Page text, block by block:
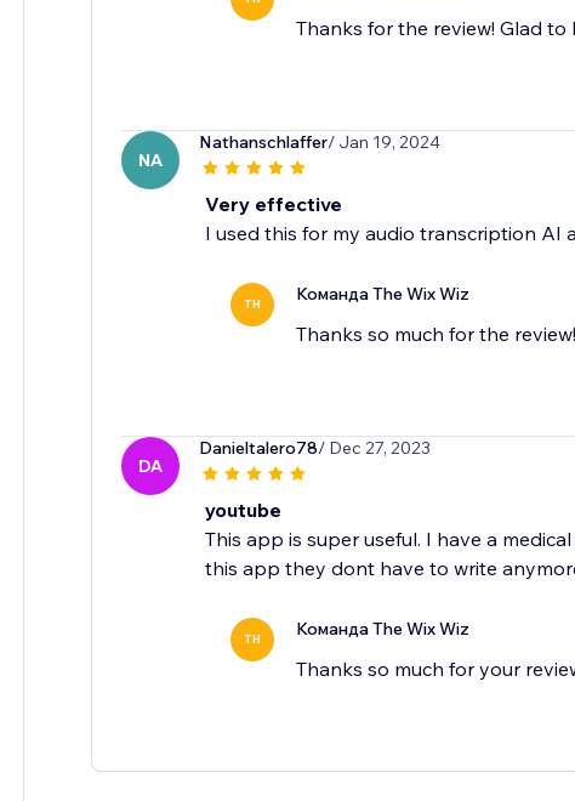
Thanks for the review! Glad
NA
Nathanschlaffer/ Jan 19, 2024
Very effective
I used this for my audio transcription AI
TH Команда The Wix Wiz
Thanks so much for the
DA
Danieltalero78/ Dec 27, 2023
youtube
This app is super useful. I have a
this app they dont have to write
TH Команда The Wix Wiz
Thanks so much for your